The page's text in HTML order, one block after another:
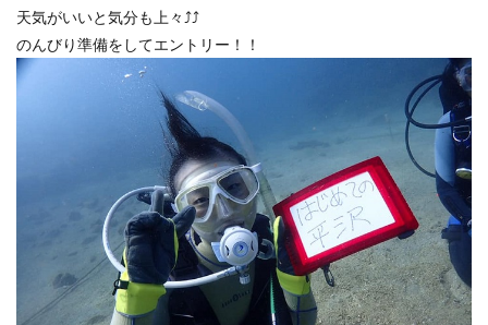
天気がいいと気分も上々⤴⤴
のんびり準備をしてエントリー！！